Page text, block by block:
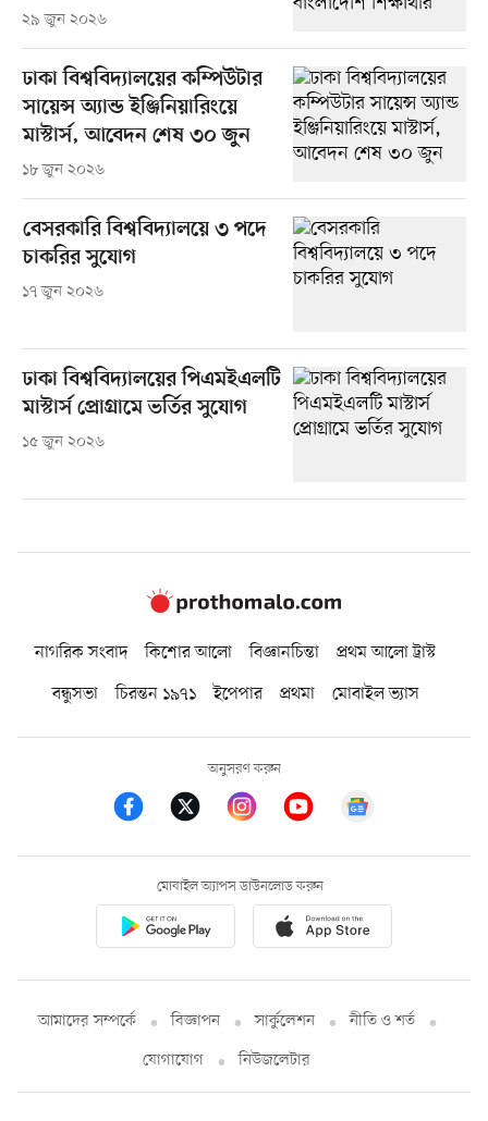
২৯ জুন ২০২৬
ঢাকা বিশ্ববিদ্যালয়ের কম্পিউটার
সায়েন্স অ্যান্ড ইঞ্জিনিয়ারিংয়ে
মাস্টার্স, আবেদন শেষ ৩০ জুন
১৮ জুন ২০২৬
বেসরকারি বিশ্ববিদ্যালয়ে ৩ পদে
চাকরির সুযোগ
১৭ জুন ২০২৬
ঢাকা বিশ্ববিদ্যালয়ের পিএমইএলটি
মাস্টার্স প্রোগ্রামে ভর্তির সুযোগ
১৫ জুন ২০২৬
নাগরিক সংবাদ কিশোর আলো বিজ্ঞানচিন্তা
প্রথম আলো ট্রাস্ট
বন্ধুসভা
চিরন্তন ১৯৭১ ইপেপার প্রথমা মোবাইল ভ্যাস
অনুসরণ করুন
মোবাইল অ্যাপস ডাউনলোড করুন
আমাদের সম্পর্কে বিজ্ঞাপন সার্কুলেশন
নীতি ও শর্ত
যোগাযোগ
নিউজলেটার